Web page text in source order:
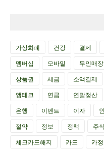
가상화폐 건강 결제
멤버십
모바일 무인매장
상품권
세금 소액결제
앱테크
연금 연말정산
은행
이벤트 이자
절약
정보 정책 주식
체크카드해지
카드 카